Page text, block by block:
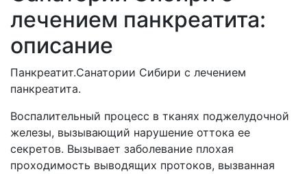
лечением панкреатита:
описание
Панкреатит.Санатории Сибири с лечением
панкреатита.
Воспалительный процесс в тканях поджелудочной
железы, вызывающий нарушение оттока ее
секретов. Вызывает заболевание плохая
проходимость выводящих протоков, вызванная